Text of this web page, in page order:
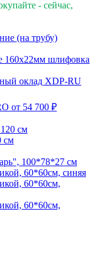
- сейчас,
(на трубу)
160х22мм шлифовка
оклад XDP-RU
от 54 700 ₽
см
см
100*78*27 см
60*60см, синяя
60*60см,
60*60см,